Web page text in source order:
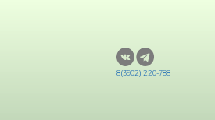
8(3902) 220-788